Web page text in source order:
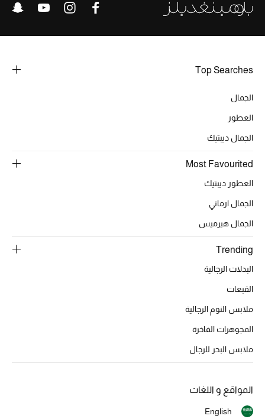
Top Searches
الجمال
العطور
الجمال ديبتيك
Most Favourited
العطور ديبتيك
الجمال ارماني
الجمال هيرميس
Trending
البدلات الرجالية
القبعات
ملابس النوم الرجالية
المجوهرات الفاخرة
ملابس البحر للرجال
المواقع و اللغات
English